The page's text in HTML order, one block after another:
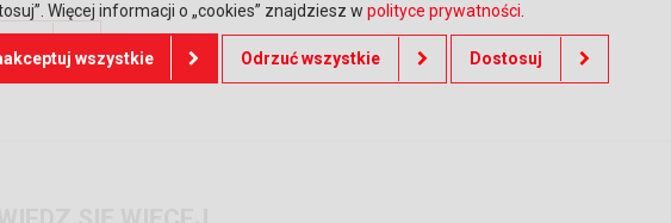
Więcej informacji o „cookies” znajdziesz w polityce prywatności
wszystkie Odrzuć wszystkie Dostosuj